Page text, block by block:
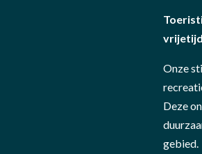
Onze
Deze
gebied.